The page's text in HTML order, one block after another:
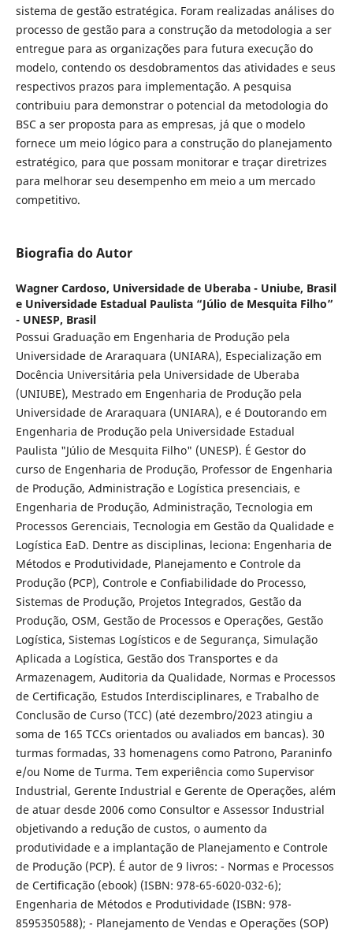
sistema de gestão estratégica. Foram realizadas análises do
processo de gestão para a construção da metodologia a ser
entregue para as organizações para futura execução do
modelo, contendo os desdobramentos das atividades e seus
respectivos prazos para implementação. A pesquisa
contribuiu para demonstrar o potencial da metodologia do
BSC a ser proposta para as empresas, já que o modelo
fornece um meio lógico para a construção do planejamento
estratégico, para que possam monitorar e traçar diretrizes
para melhorar seu desempenho em meio a um mercado
competitivo.
Biografia do Autor
Wagner Cardoso, Universidade de Uberaba - Uniube, Brasil
e Universidade Estadual Paulista “Júlio de Mesquita Filho”
- UNESP, Brasil
Possui Graduação em Engenharia de Produção pela
Universidade de Araraquara (UNIARA), Especialização em
Docência Universitária pela Universidade de Uberaba
(UNIUBE), Mestrado em Engenharia de Produção pela
Universidade de Araraquara (UNIARA), e é Doutorando em
Engenharia de Produção pela Universidade Estadual
Paulista "Júlio de Mesquita Filho" (UNESP). É Gestor do
curso de Engenharia de Produção, Professor de Engenharia
de Produção, Administração e Logística presenciais, e
Engenharia de Produção, Administração, Tecnologia em
Processos Gerenciais, Tecnologia em Gestão da Qualidade e
Logística EaD. Dentre as disciplinas, leciona: Engenharia de
Métodos e Produtividade, Planejamento e Controle da
Produção (PCP), Controle e Confiabilidade do Processo,
Sistemas de Produção, Projetos Integrados, Gestão da
Produção, OSM, Gestão de Processos e Operações, Gestão
Logística, Sistemas Logísticos e de Segurança, Simulação
Aplicada a Logística, Gestão dos Transportes e da
Armazenagem, Auditoria da Qualidade, Normas e Processos
de Certificação, Estudos Interdisciplinares, e Trabalho de
Conclusão de Curso (TCC) (até dezembro/2023 atingiu a
soma de 165 TCCs orientados ou avaliados em bancas). 30
turmas formadas, 33 homenagens como Patrono, Paraninfo
e/ou Nome de Turma. Tem experiência como Supervisor
Industrial, Gerente Industrial e Gerente de Operações, além
de atuar desde 2006 como Consultor e Assessor Industrial
objetivando a redução de custos, o aumento da
produtividade e a implantação de Planejamento e Controle
de Produção (PCP). É autor de 9 livros: - Normas e Processos
de Certificação (ebook) (ISBN: 978-65-6020-032-6);
Engenharia de Métodos e Produtividade (ISBN: 978-
8595350588); - Planejamento de Vendas e Operações (SOP)